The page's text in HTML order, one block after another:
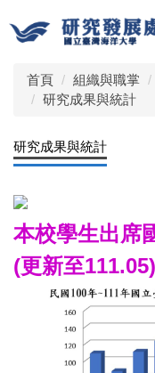
到
首頁 組織與職掌
研究成果與統計
研究成果與統計
本校學生出席
(更新至111.05)